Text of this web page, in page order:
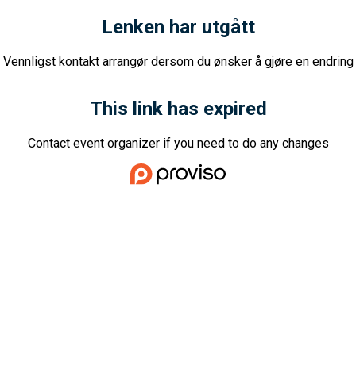
Lenken har utgått
Vennligst kontakt arrangør dersom du ønsker å gjøre en endring
This link has expired
Contact event organizer if you need to do any changes